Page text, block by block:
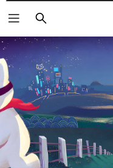
Buscar